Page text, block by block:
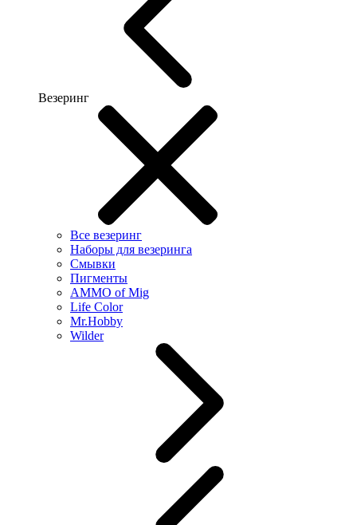
Везеринг
Все везеринг
Наборы для везеринга
Смывки
Пигменты
AMMO of Mig
Life Color
Mr.Hobby
Wilder